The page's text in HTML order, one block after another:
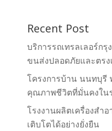
Recent Post
บริการรถเทรลเลอร์กรุ
ขนส่งปลอดภัยและตรง
โครงการบ้าน นนทบุรี
คุณภาพชีวิตที่มั่นคงใน
โรงงานผลิตเครื่องสำ
เติบโตได้อย่างยั่งยืน